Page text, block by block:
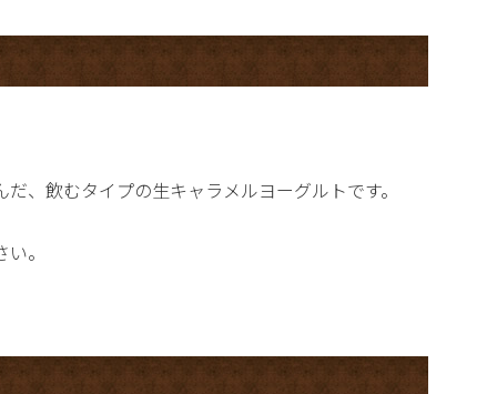
、飲むタイプの生キャラメルヨーグルトです。
。